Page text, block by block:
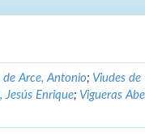
Arce, Antonio; Viudes de
Jesús Enrique; Vigueras